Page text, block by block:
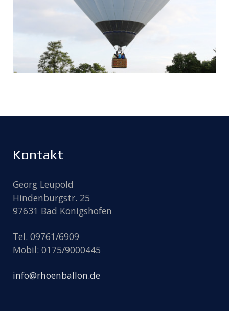
Kontakt
Georg Leupold
Hindenburgstr. 25
97631 Bad Königshofen
Tel. 09761/6909
Mobil: 0175/9000445
info@rhoenballon.de